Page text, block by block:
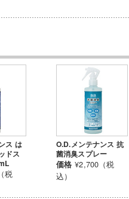
ス は
ドス
税
O.D.メンテナンス 抗
菌消臭スプレー
価格 ¥2,700（税
込）